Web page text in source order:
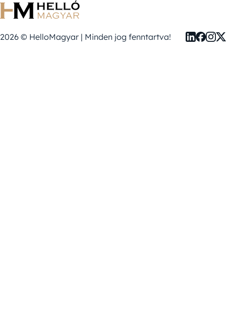
2026 © HelloMagyar | Minden jog fenntartva!